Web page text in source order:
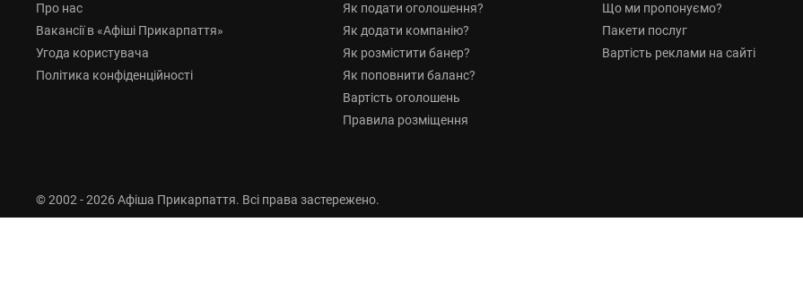
Про нас
Вакансії в «Афіші Прикарпаття»
Угода користувача
Політика конфіденційності
Як подати оголошення?
Як додати компанію?
Як розмістити банер?
Як поповнити баланс?
Вартість оголошень
Правила розміщення
Що ми пропонуємо?
Пакети послуг
Вартість реклами на сайті
© 2002 - 2026 Афіша Прикарпаття. Всі права застережено.